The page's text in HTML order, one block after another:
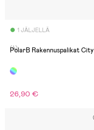
1 JÄLJELLÄ
(4)
PolarB Rakennuspalikat City
26,90 €